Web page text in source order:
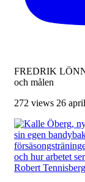
FREDRIK
och målen
272 views 26